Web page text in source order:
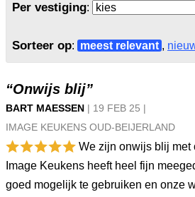
Per vestiging:
Sorteer op: meest relevant ,
“Onwijs blij”
BART MAESSEN | 19 FEB 25 |
IMAGE KEUKENS OUD-BEIJERLAND
We zijn onwijs blij met
Image Keukens heeft heel fijn
goed mogelijk te gebruiken en onze